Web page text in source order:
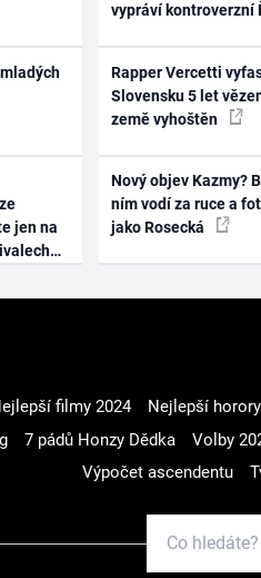
jen na
vypráví kontroverzní
Rapper Vercetti
Slovensku 5 let
země vyhoštěn
Nový objev Kazmy?
ním vodí za ruce a
jako Rosecká
filmy 2024 Nejlepší horory
7 pádů Honzy Dědka Volby
Výpočet ascendentu